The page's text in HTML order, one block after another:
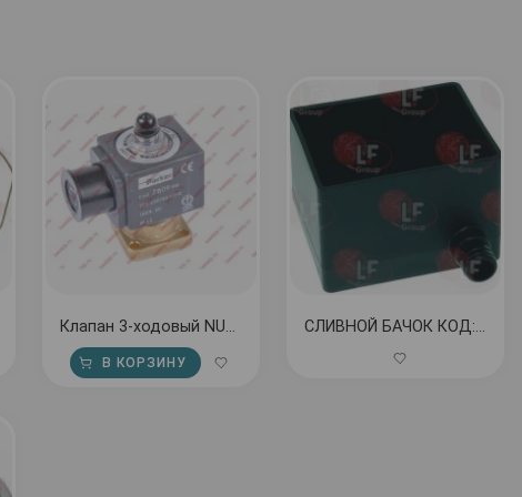
Клапан 3-ходовый NUOVA SIMONELLI МАС 2000 230V
В КОРЗИНУ
СЛИВНОЙ БАЧОК КОД: 1527036